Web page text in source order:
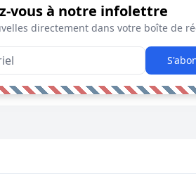
vous à notre infolettre
directement dans votre boîte de